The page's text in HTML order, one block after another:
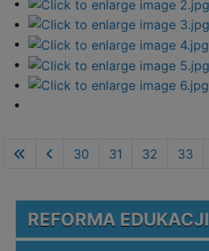
30 31 32 33
REFORMA EDUKACJI